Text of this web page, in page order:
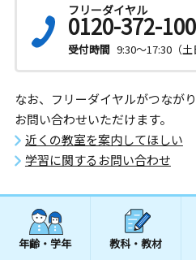
フリーダイヤル
0120-372-100
受付時間 9:30～17:30（土
なお、フリーダイヤルがつなが
お問い合わせいただけます。
近くの教室を案内してほしい
学習に関するお問い合わせ
年齢・学年 教科・教材